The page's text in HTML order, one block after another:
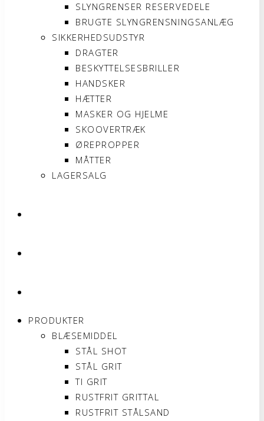
SLYNGRENSER RESERVEDELE
BRUGTE SLYNGRENSNINGSANLÆG
SIKKERHEDSUDSTYR
DRAGTER
BESKYTTELSESBRILLER
HANDSKER
HÆTTER
MASKER OG HJELME
SKOOVERTRÆK
ØREPROPPER
MÅTTER
LAGERSALG
PRODUKTER
BLÆSEMIDDEL
STÅL SHOT
STÅL GRIT
TI GRIT
RUSTFRIT GRITTAL
RUSTFRIT STÅLSAND